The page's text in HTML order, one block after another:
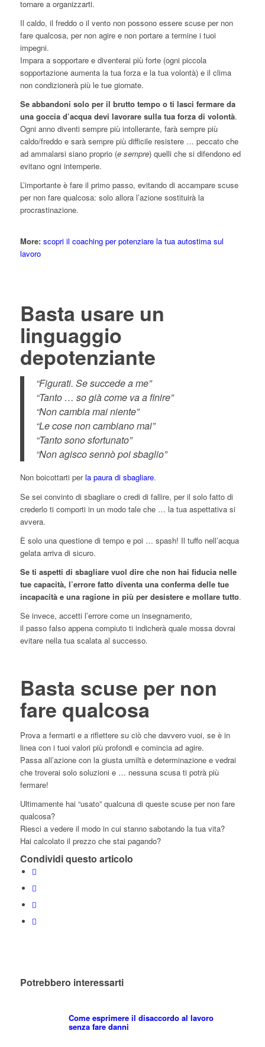
tornare a organizzarti.
Il caldo, il freddo o il vento non possono essere scuse per non
fare qualcosa, per non agire e non portare a termine i tuoi
impegni.
Impara a sopportare e diventerai più forte (ogni piccola
sopportazione aumenta la tua forza e la tua volontà) e il clima
non condizionerà più le tue giornate.
Se abbandoni solo per il brutto tempo o ti lasci fermare da
una goccia d’acqua devi lavorare sulla tua forza di volontà.
Ogni anno diventi sempre più intollerante, farà sempre più
caldo/freddo e sarà sempre più difficile resistere … peccato che
ad ammalarsi siano proprio (e sempre) quelli che si difendono ed
evitano ogni intemperie.
L’importante è fare il primo passo, evitando di accampare scuse
per non fare qualcosa: solo allora l’azione sostituirà la
procrastinazione.
More:scopri il coaching per potenziare la tua autostima sul
lavoro
Basta usare un
linguaggio
depotenziante
“Figurati. Se succede a me”
“Tanto … so già come va a finire”
“Non cambia mai niente”
“Le cose non cambiano mai”
“Tanto sono sfortunato”
“Non agisco sennò poi sbaglio”
Non boicottarti perla paura di sbagliare.
Se sei convinto di sbagliare o credi di fallire, per il solo fatto di
crederlo ti comporti in un modo tale che … la tua aspettativa si
avvera.
È solo una questione di tempo e poi … spash! Il tuffo nell’acqua
gelata arriva di sicuro.
Se ti aspetti di sbagliare vuol dire che non hai fiducia nelle
tue capacità, l’errore fatto diventa una conferma delle tue
incapacità e una ragione in più per desistere e mollare tutto.
Se invece, accetti l’errore come un insegnamento,
il passo falso appena compiuto ti indicherà quale mossa dovrai
evitare nella tua scalata al successo.
Basta scuse per non
fare qualcosa
Prova a fermarti e a riflettere su ciò che davvero vuoi, se è in
linea con i tuoi valori più profondi e comincia ad agire.
Passa all’azione con la giusta umiltà e determinazione e vedrai
che troverai solo soluzioni e … nessuna scusa ti potrà più
fermare!
Ultimamente hai “usato” qualcuna di queste scuse per non fare
qualcosa?
Riesci a vedere il modo in cui stanno sabotando la tua vita?
Hai calcolato il prezzo che stai pagando?
Condividi questo articolo
Potrebbero interessarti
Come esprimere il disaccordo al lavoro
senza fare danni